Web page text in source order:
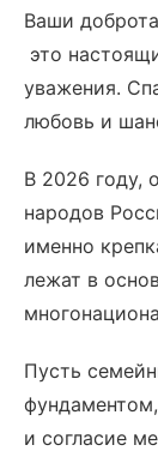
Ваши
это
уважения.
любовь и
В 2026 году,
народов
именно
лежат в
Пусть
и согласие